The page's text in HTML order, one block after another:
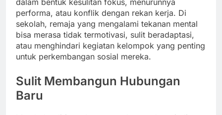
dalam bentuk kesulitan fokus, menurunnya
performa, atau konflik dengan rekan kerja. Di
sekolah, remaja yang mengalami tekanan mental
bisa merasa tidak termotivasi, sulit beradaptasi,
atau menghindari kegiatan kelompok yang penting
untuk perkembangan sosial mereka.
Sulit Membangun Hubungan
Baru